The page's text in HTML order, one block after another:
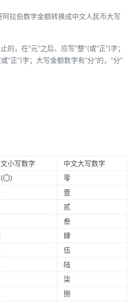
拉伯数字金额转换成中文人民币大写
的，在“元”之后、应写“整”(或“正”)字；
“正”)字；大写金额数字有“分”的，“分”
小写数字
中文大写数字
〇)
零
壹
贰
叁
肆
伍
陆
柒
捌